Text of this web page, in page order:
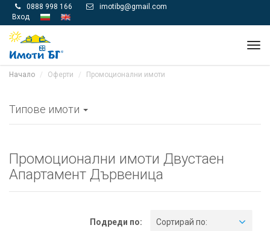
 0888 998 166 
imotibg@gmail.com
Вход
Начало Оферти Промоционални имоти
Типове имоти
Промоционални имоти Двустаен
Апартамент Дървеница
Подреди по: Сортирай по: